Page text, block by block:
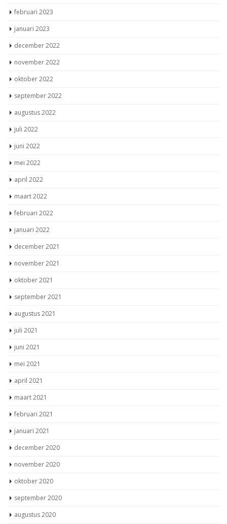
februari 2023
januari 2023
december 2022
november 2022
oktober 2022
september 2022
augustus 2022
juli 2022
juni 2022
mei 2022
april 2022
maart 2022
februari 2022
januari 2022
december 2021
november 2021
oktober 2021
september 2021
augustus 2021
juli 2021
juni 2021
mei 2021
april 2021
maart 2021
februari 2021
januari 2021
december 2020
november 2020
oktober 2020
september 2020
augustus 2020